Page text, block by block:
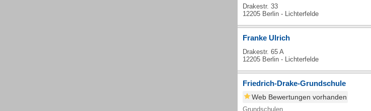
Drakestr. 33
12205 Berlin - Lichterfelde
Franke Ulrich
Drakestr. 65 A
12205 Berlin - Lichterfelde
Friedrich-Drake-Grundschule
Web Bewertungen vorhanden
Grundschulen